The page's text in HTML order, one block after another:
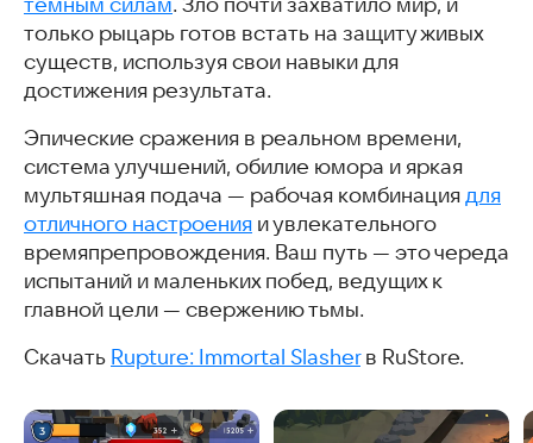
только рыцарь готов встать на защиту живых
существ, используя свои навыки для
достижения результата.
Эпические сражения в реальном времени,
система улучшений, обилие юмора и яркая
мультяшная подача — рабочая комбинация для
отличного настроения и увлекательного
времяпрепровождения. Ваш путь — это череда
испытаний и маленьких побед, ведущих к
главной цели — свержению тьмы.
Скачать Rupture: Immortal Slasherв RuStore.